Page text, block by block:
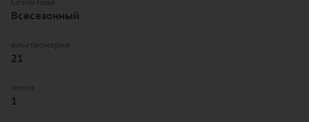
Всесезонный
21
1